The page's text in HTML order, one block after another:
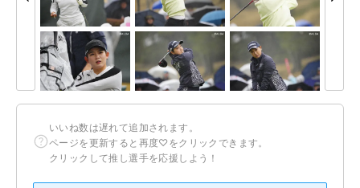
いいね数は遅れて追加されます。
ページを更新すると再度♡をクリックできます。
クリックして推し選手を応援しよう！